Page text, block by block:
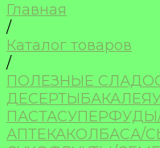
Главная
/
Каталог товаров
/
ПОЛЕЗНЫЕ
ДЕСЕРТЫБАКАЛЕЯ
ПАСТА
АПТЕКАКОЛБАСА/